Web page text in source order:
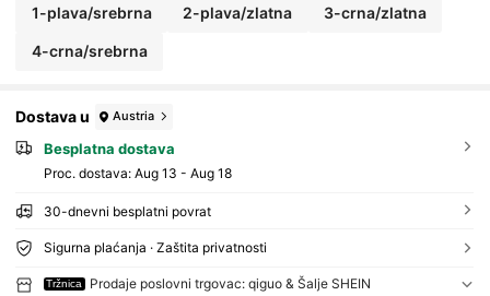
1-plava/srebrna 2-plava/zlatna 3-crna/zlatna
4-crna/srebrna
Dostava u Austria
Besplatna dostava
Proc. dostava: Aug 13 - Aug 18
30-dnevni besplatni povrat
Sigurna plaćanja · Zaštita privatnosti
Tržnica
Prodaje poslovni trgovac: qiguo & Šalje SHEIN